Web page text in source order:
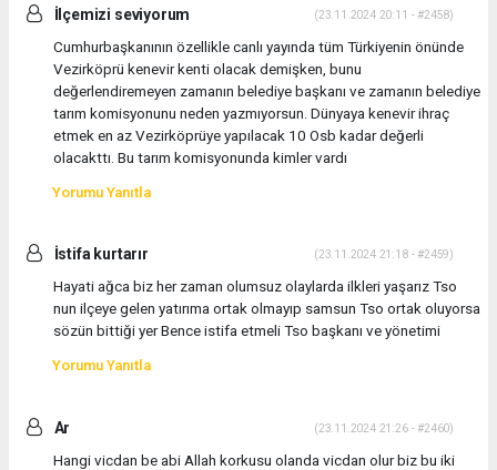
İlçemizi seviyorum (23.11.2024 20:11 - #2458)
Cumhurbaşkanının özellikle canlı yayında tüm Türkiyenin önünde
Vezirköprü kenevir kenti olacak demişken, bunu
değerlendiremeyen zamanın belediye başkanı ve zamanın belediye
tarım komisyonunu neden yazmıyorsun. Dünyaya kenevir ihraç
etmek en az Vezirköprüye yapılacak 10 Osb kadar değerli
olacakttı. Bu tarım komisyonunda kimler vardı
Yorumu Yanıtla
İstifa kurtarır (23.11.2024 21:18 - #2459)
Hayati ağca biz her zaman olumsuz olaylarda ilkleri yaşarız Tso
nun ilçeye gelen yatırıma ortak olmayıp samsun Tso ortak oluyorsa
sözün bittiği yer Bence istifa etmeli Tso başkanı ve yönetimi
Yorumu Yanıtla
Ar (23.11.2024 21:26 - #2460)
Hangi vicdan be abi Allah korkusu olanda vicdan olur biz bu iki